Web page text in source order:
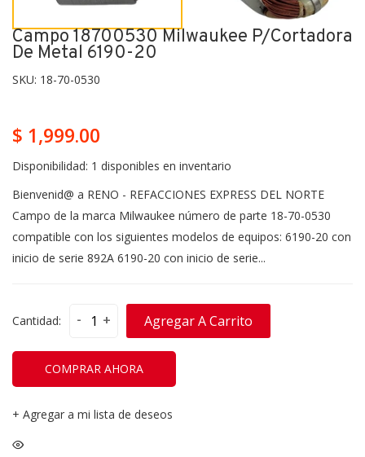
Campo 18700530 Milwaukee P/cortadora
De Metal 6190-20
SKU: 18-70-0530
$ 1,999.00
Disponibilidad: 1 disponibles en inventario
Bienvenid@ a RENO - REFACCIONES EXPRESS DEL NORTE
Campo de la marca Milwaukee número de parte 18-70-0530
compatible con los siguientes modelos de equipos: 6190-20 con
inicio de serie 892A 6190-20 con inicio de serie...
Cantidad: - + Agregar A Carrito
COMPRAR AHORA
+ Agregar a mi lista de deseos